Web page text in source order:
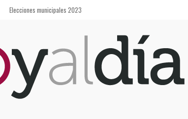
Elecciones municipales 2023